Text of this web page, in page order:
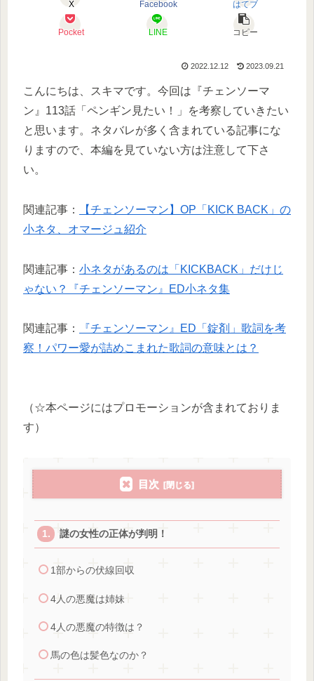
X Facebook はてブ
Pocket LINE コピー
2022.12.12 2023.09.21
こんにちは、スキマです。今回は『チェンソーマ
ン』113話「ペンギン見たい！」を考察していきたい
と思います。ネタバレが多く含まれている記事にな
りますので、本編を見ていない方は注意して下さ
い。
関連記事：
【チェンソーマン】OP「KICK BACK」の
小ネタ、オマージュ紹介
関連記事： 小ネタがあるのは「KICKBACK」だけじ
ゃない？『チェンソーマン』ED小ネタ集
関連記事：
『チェンソーマン』ED「錠剤」歌詞を考
察！パワー愛が詰めこまれた歌詞の意味とは？
（☆本ページにはプロモーションが含まれておりま
す）
目次
謎の女性の正体が判明！
1部からの伏線回収
4人の悪魔は姉妹
4人の悪魔の特徴は？
馬の色は髪色なのか？